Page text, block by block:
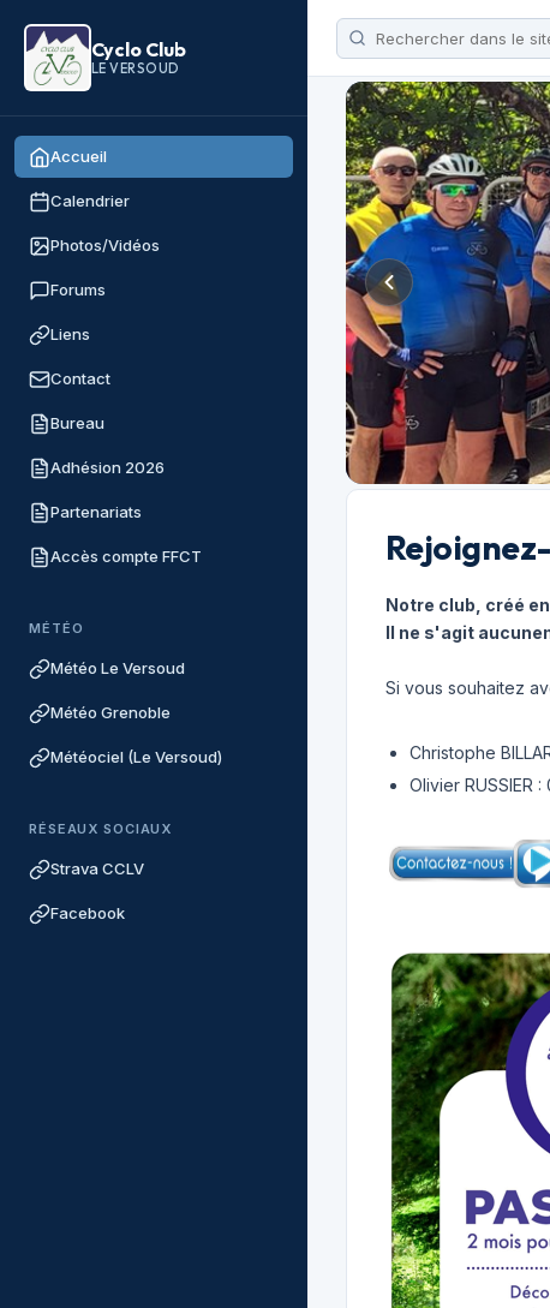
Cyclo Club
LE VERSOUD
Accueil
Calendrier
Photos/Vidéos
Forums
Liens
Contact
Bureau
Adhésion 2026
Partenariats
Accès compte FFCT
MÉTÉO
Météo Le Versoud
Météo Grenoble
Météociel (Le Versoud)
RÉSEAUX SOCIAUX
Strava CCLV
Facebook
Notre club, créé
Il ne s'agit
Si vous souhaitez
Christophe
Olivier RUSSIER